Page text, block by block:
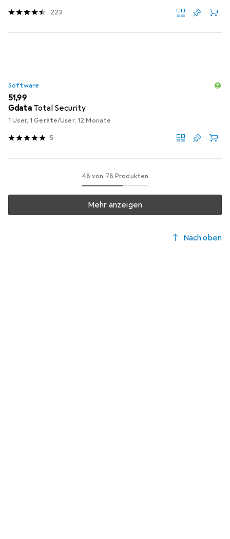
223
Software
EUR
51,99
Gdata Total Security
1 User, 1 Geräte/User, 12 Monate
5
48 von 78 Produkten
Mehr anzeigen
Nach oben